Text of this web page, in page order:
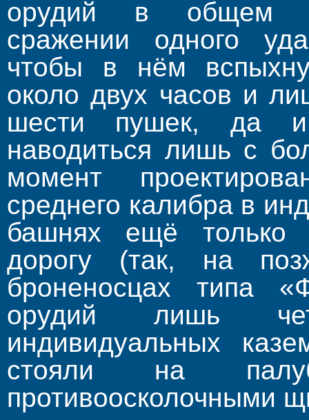
орудий в общем
сражении одного
чтобы в нём
около двух часов и
шести пушек, да и
наводиться лишь с
момент
среднего калибра в
башнях ещё только
дорогу (так, на
броненосцах типа
орудий лишь
индивидуальных
стояли на
противоосколочными